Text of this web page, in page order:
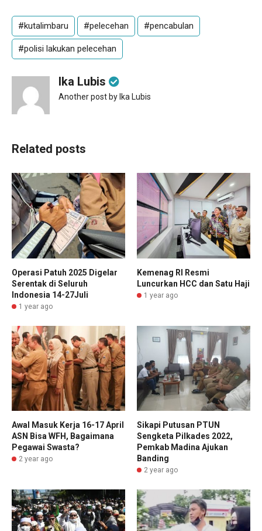
#kutalimbaru #pelecehan #pencabulan
#polisi lakukan pelecehan
Ika Lubis
Another post by Ika Lubis
Related posts
Operasi Patuh 2025 Digelar
Serentak di Seluruh
Indonesia 14-27Juli
1 year ago
Kemenag RI Resmi
Luncurkan HCC dan Satu Haji
1 year ago
Awal Masuk Kerja 16-17 April
ASN Bisa WFH, Bagaimana
Pegawai Swasta?
2 year ago
Sikapi Putusan PTUN
Sengketa Pilkades 2022,
Pemkab Madina Ajukan
Banding
2 year ago